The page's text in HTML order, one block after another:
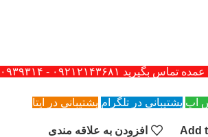
۰۹۲۱۲۱۴۳۶۸۱ - ۰۹۳۰۰۹۳۹۳۱۴
اپ پشتیبانی در تلگرام پشتیبانی در ایتا
Add افزودن به علاقه مندی